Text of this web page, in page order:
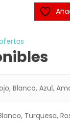
Blanco, Azul,
Turquesa,